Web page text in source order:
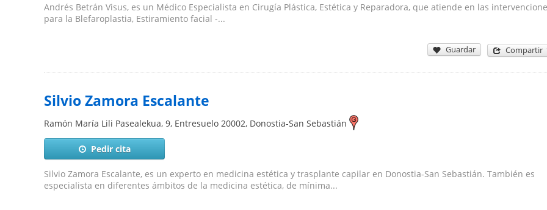
Andrés Betrán Visus, es un Médico Especialista en Cirugía Plástica, Estética y Reparadora, que atiende en las
para la Blefaroplastia, Estiramiento facial -...
Guardar Compartir
Silvio Zamora Escalante
Ramón María Lili Pasealekua, 9, Entresuelo 20002, Donostia-San Sebastián
Pedir cita
Silvio Zamora Escalante, es un experto en medicina estética y trasplante capilar en Donostia-San Sebastián. También es
especialista en diferentes ámbitos de la medicina estética, de mínima...